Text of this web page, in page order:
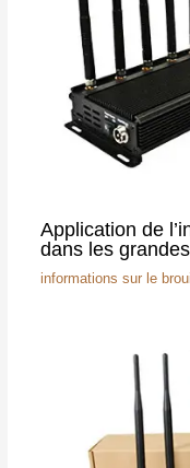
Application de
dans les
informations sur le